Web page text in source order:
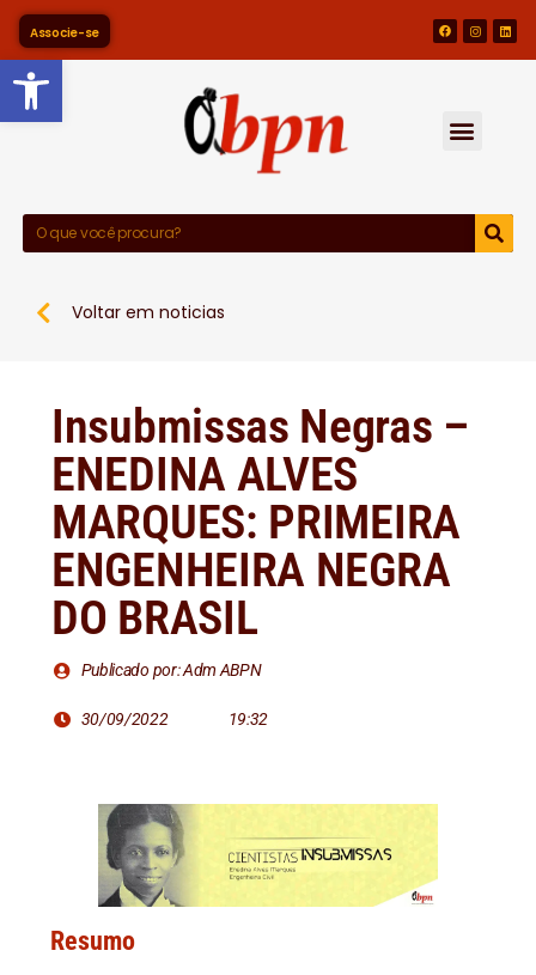
Barra de Ferramentas
Associe-se
Voltar em noticias
Insubmissas Negras –
ENEDINA ALVES
MARQUES: PRIMEIRA
ENGENHEIRA NEGRA
DO BRASIL
Publicado por: Adm ABPN
30/09/2022 19:32
Resumo